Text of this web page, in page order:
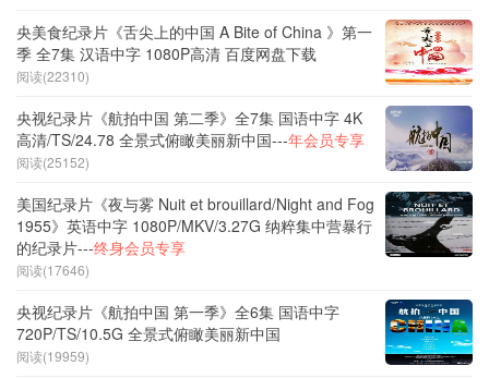
央美食纪录片《舌尖上的中国 A Bite of China 》第一
季 全7集 汉语中字 1080P高清 百度网盘下载
阅读(22310)
央视纪录片《航拍中国 第二季》全7集 国语中字 4K
高清/TS/24.78 全景式俯瞰美丽新中国---年会员专享
阅读(25152)
美国纪录片《夜与雾 Nuit et brouillard/Night and Fog
1955》英语中字 1080P/MKV/3.27G 纳粹集中营暴行
的纪录片---终身会员专享
阅读(17646)
央视纪录片《航拍中国 第一季》全6集 国语中字
720P/TS/10.5G 全景式俯瞰美丽新中国
阅读(19959)